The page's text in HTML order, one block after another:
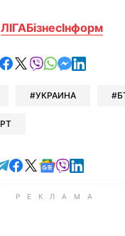
ЛIГАБiзнесIнформ
в Telegram
поделиться в
поделиться в X
отправить в
отправить
УКРАИНА
Читайте в Telegram
Читайте в
Читайте в X
Читайте в
Читайте в